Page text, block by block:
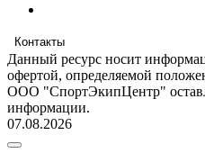
Контакты
Данный ресурс носит
офертой, определяемой
ООО "СпортЭкипЦентр"
информации.
07.08.2026